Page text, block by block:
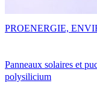
Panneaux solaires et
polysilicium
PROENERGIE,